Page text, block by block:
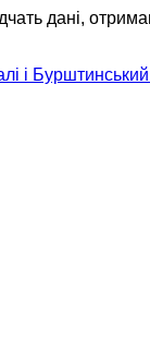
дані,
і Бурштинський